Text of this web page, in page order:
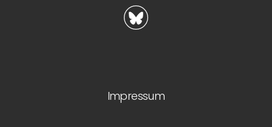
Impressum